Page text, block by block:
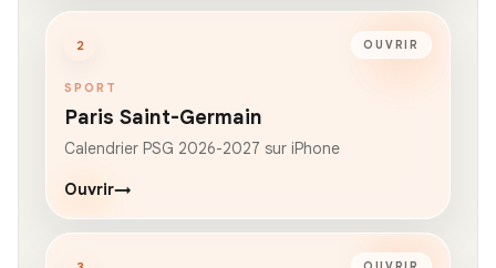
2 OUVRIR
SPORT
Paris Saint-Germain
Calendrier PSG 2026-2027 sur iPhone
Ouvrir→